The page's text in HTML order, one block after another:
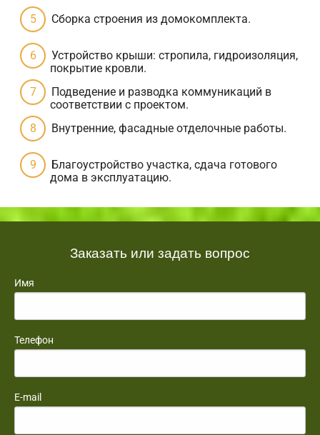
Сборка строения из домокомплекта.
Устройство крыши: стропила, гидроизоляция,
покрытие кровли.
Подведение и разводка коммуникаций в
соответствии с проектом.
Внутренние, фасадные отделочные работы.
Благоустройство участка, сдача готового
дома в эксплуатацию.
Заказать или задать вопрос
Имя
Телефон
E-mail